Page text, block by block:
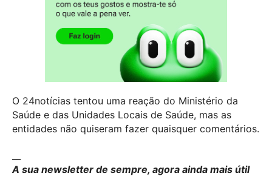
O 24notícias tentou uma reação do Ministério da
Saúde e das Unidades Locais de Saúde, mas as
entidades não quiseram fazer quaisquer comentários.
A sua newsletter de sempre, agora ainda mais útil